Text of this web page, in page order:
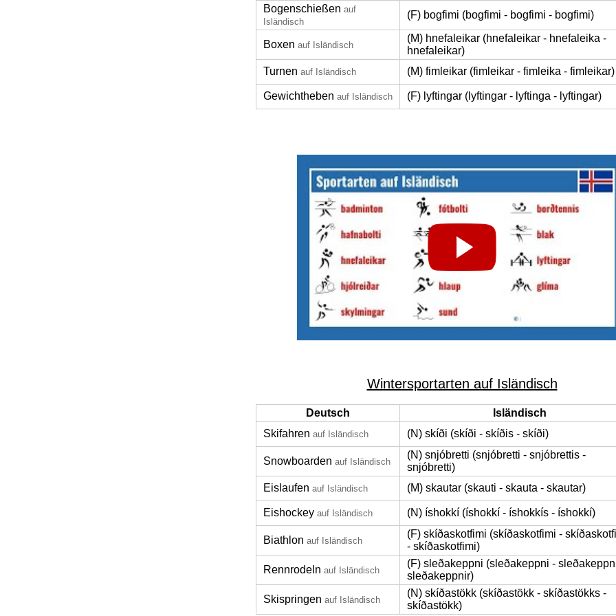
Bogenschießen auf
Isländisch
(F) bogfimi (bogfimi - bogfimi - bogfimi)
Boxen auf Isländisch
(M) hnefaleikar (hnefaleikar - hnefaleika -
hnefaleikar)
Turnen auf Isländisch (M) fimleikar (fimleikar - fimleika - fimleikar)
Gewichtheben auf Isländisch (F) lyftingar (lyftingar - lyftinga - lyftingar)
Wintersportarten auf Isländisch
Deutsch
Isländisch
Skifahren auf Isländisch (N) skíði (skíði - skíðis - skíði)
Snowboarden auf Isländisch
(N) snjóbretti (snjóbretti - snjóbrettis -
snjóbretti)
Eislaufen auf Isländisch (M) skautar (skauti - skauta - skautar)
Eishockey auf Isländisch (N) íshokkí (íshokkí - íshokkís - íshokkí)
Biathlon auf Isländisch
(F) skíðaskotfimi (skíðaskotfimi -
- skíðaskotfimi)
Rennrodeln auf Isländisch
(F) sleðakeppni (sleðakeppni -
sleðakeppnir)
Skispringen auf Isländisch
(N) skíðastökk (skíðastökk - skíðastökks -
skíðastökk)